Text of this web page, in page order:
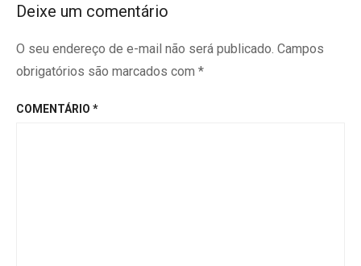
Deixe um comentário
O seu endereço de e-mail não será publicado. Campos
obrigatórios são marcados com *
COMENTÁRIO *